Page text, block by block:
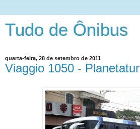
Tudo de Ônibus
quarta-feira, 28 de setembro de 2011
Viaggio 1050 - Planetatur